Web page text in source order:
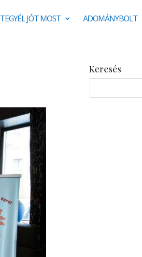
TEGYÉL JÓT MOST ADOMÁNYBOLT
Keresés